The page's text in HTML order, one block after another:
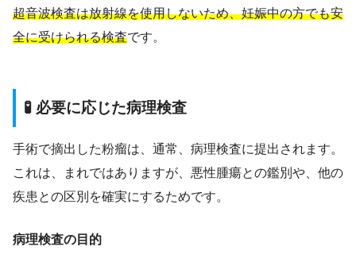
超音波検査は放射線を使用しないため、妊娠中の方でも安
全に受けられる検査です。
🧪 必要に応じた病理検査
手術で摘出した粉瘤は、通常、病理検査に提出されます。
これは、まれではありますが、悪性腫瘍との鑑別や、他の
疾患との区別を確実にするためです。
病理検査の目的